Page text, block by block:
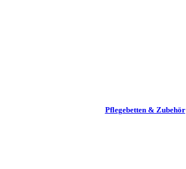
Pflege­betten & Zubehör